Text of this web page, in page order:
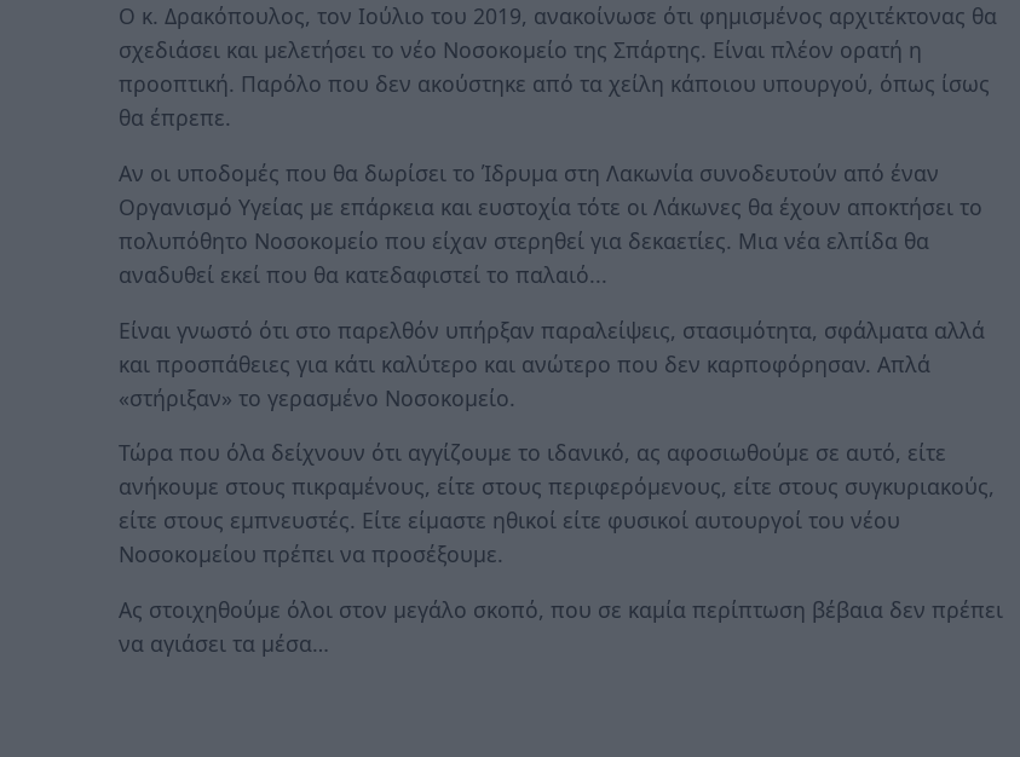
Ο κ. Δρακόπουλος, τον Ιούλιο του 2019, ανακοίνωσε ότι φημισμένος αρχιτέκτονας θα
σχεδιάσει και μελετήσει το νέο Νοσοκομείο της Σπάρτης. Είναι πλέον ορατή η
προοπτική. Παρόλο που δεν ακούστηκε από τα χείλη κάποιου υπουργού, όπως ίσως
θα έπρεπε.
Αν οι υποδομές που θα δωρίσει το Ίδρυμα στη Λακωνία συνοδευτούν από έναν
Οργανισμό Υγείας με επάρκεια και ευστοχία τότε οι Λάκωνες θα έχουν αποκτήσει το
πολυπόθητο Νοσοκομείο που είχαν στερηθεί για δεκαετίες. Μια νέα ελπίδα θα
αναδυθεί εκεί που θα κατεδαφιστεί το παλαιό...
Είναι γνωστό ότι στο παρελθόν υπήρξαν παραλείψεις, στασιμότητα, σφάλματα αλλά
και προσπάθειες για κάτι καλύτερο και ανώτερο που δεν καρποφόρησαν. Απλά
«στήριξαν» το γερασμένο Νοσοκομείο.
Τώρα που όλα δείχνουν ότι αγγίζουμε το ιδανικό, ας αφοσιωθούμε σε αυτό, είτε
ανήκουμε στους πικραμένους, είτε στους περιφερόμενους, είτε στους συγκυριακούς,
είτε στους εμπνευστές. Είτε είμαστε ηθικοί είτε φυσικοί αυτουργοί του νέου
Νοσοκομείου πρέπει να προσέξουμε.
Ας στοιχηθούμε όλοι στον μεγάλο σκοπό, που σε καμία περίπτωση βέβαια δεν πρέπει
να αγιάσει τα μέσα…